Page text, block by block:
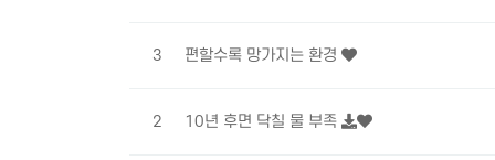
3 편할수록 망가지는 환경
2 10년 후면 닥칠 물 부족